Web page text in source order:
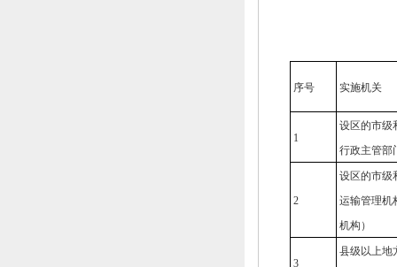
序号 实施机关
1
设区的市级
行政主管部
2
设区的市级
运输管理机
机构）
3
县级以上地